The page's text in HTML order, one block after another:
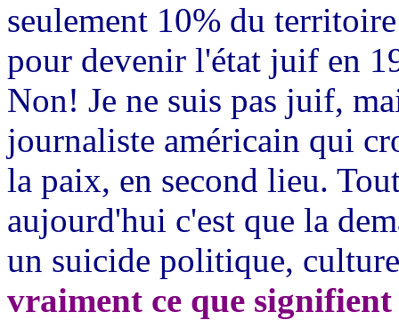
seulement 10% du
pour devenir l'état juif en
Non! Je ne suis pas juif,
journaliste américain qui
la paix, en second lieu.
aujourd'hui c'est que la
un suicide politique,
vraiment ce que